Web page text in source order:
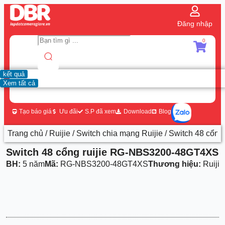
Đăng nhập
kết quả
Xem tất cả
0
Tạo báo giá Ưu đãi S.P đã xem Download Blog
Trang chủ / Ruijie / Switch chia mạng Ruijie / Switch 48
Switch 48 cổng ruijie RG-NBS3200-48GT4XS
BH: 5 nămMã: RG-NBS3200-48GT4XSThương hiệu: Ruijie